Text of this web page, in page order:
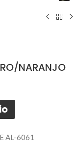
NARANJO
AL-6061